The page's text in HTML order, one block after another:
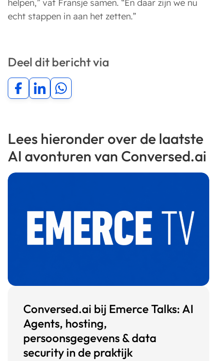
helpen,” vat Fransje samen. “En daar zijn we nu
echt stappen in aan het zetten.”
Deel dit bericht via
Lees hieronder over de laatste
AI avonturen van Conversed.ai
Conversed.ai bij Emerce Talks: AI
Agents, hosting,
persoonsgegevens & data
security in de praktijk